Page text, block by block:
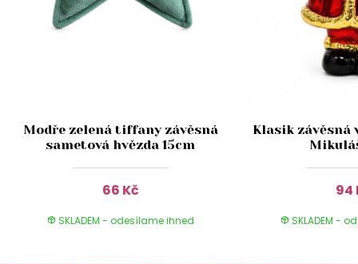
Modře zelená tiffany závěsná
sametová hvězda 15cm
66 Kč
SKLADEM - odesílame ihned
Klasik závěsná
94
SKLADEM -